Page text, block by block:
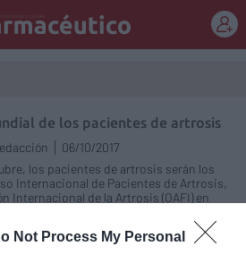
Not Process My Personal
de los pacientes de artrosis
06/10/2017
los pacientes de artrosis serán los
Internacional de Pacientes de Artrosis,
Internacional de la Artrosis (OAFI) en